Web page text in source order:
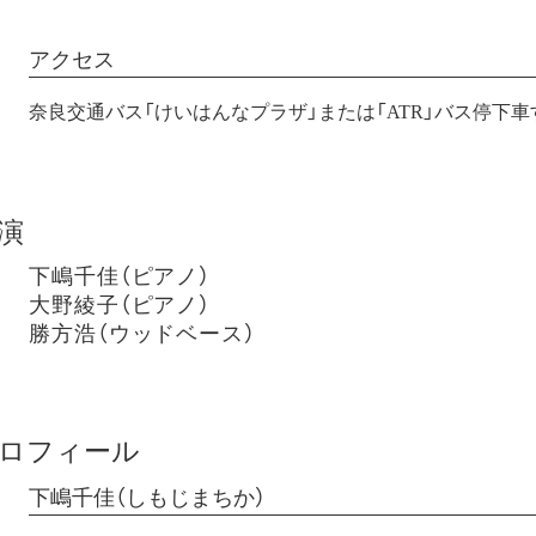
アクセス
奈良交通バス「けいはんなプラザ」または「ATR」バス停下
下嶋千佳（ピアノ）
大野綾子（ピアノ）
勝方浩（ウッドベース）
フィール
下嶋千佳（しもじまちか）